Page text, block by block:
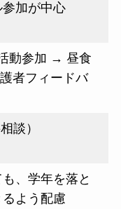
加が中心
動参加 → 昼食
者フィードバ
談）
、学年を落と
よう配慮